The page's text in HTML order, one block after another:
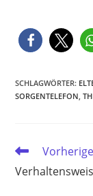
SCHLAGWÖRTER:
SORGENTELEFON
Weitere
ansehen